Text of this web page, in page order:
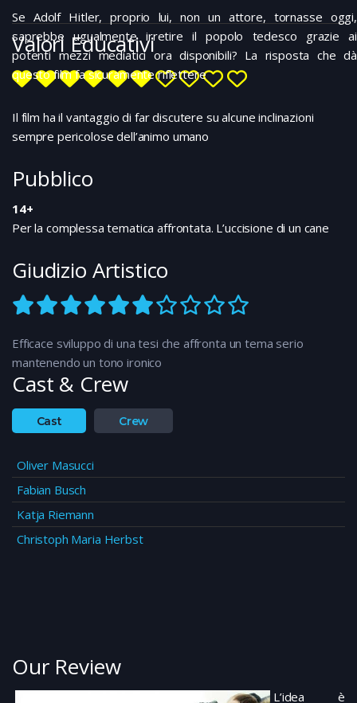
Se Adolf Hitler, proprio lui, non un attore, tornasse oggi,
saprebbe ugualmente irretire il popolo tedesco grazie ai
potenti mezzi mediatici ora disponibili? La risposta che dà
questo film fa sicuramente riflettere
Valori Educativi
Il film ha il vantaggio di far discutere su alcune inclinazioni
sempre pericolose dell’animo umano
Pubblico
14+
Per la complessa tematica affrontata. L’uccisione di un cane
Giudizio Artistico
Efficace sviluppo di una tesi che affronta un tema serio
mantenendo un tono ironico
Cast & Crew
Cast Crew
Oliver Masucci
Fabian Busch
Katja Riemann
Christoph Maria Herbst
Our Review
L’idea è